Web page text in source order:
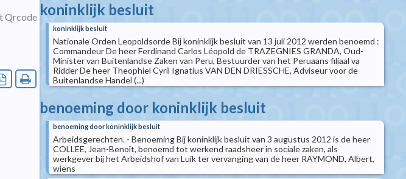
koninklijk besluit
koninklijk besluit
Nationale Orden Leopoldsorde Bij koninklijk besluit van 13 juli 2012 werden benoemd :
Commandeur De heer Ferdinand Carlos Léopold de TRAZEGNIES GRANDA, Oud-
Minister van Buitenlandse Zaken van Peru, Bestuurder van het Peruaans filiaal va
Ridder De heer Theophiel Cyril Ignatius VAN DEN DRIESSCHE, Adviseur voor de
Buitenlandse Handel (...)
benoeming door koninklijk besluit
benoeming door koninklijk besluit
Arbeidsgerechten. - Benoeming Bij koninklijk besluit van 3 augustus 2012 is de heer
COLLEE, Jean-Benoît, benoemd tot werkend raadsheer in sociale zaken, als
werkgever bij het Arbeidshof van Luik ter vervanging van de heer RAYMOND, Albert,
wiens